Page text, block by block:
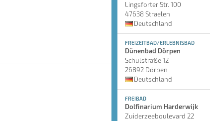
Lingsforter Str. 100
47638 Straelen
Deutschland
FREIZEITBAD/ERLEBNISBAD
Dünenbad Dörpen
Schulstraße 12
26892 Dörpen
Deutschland
FREIBAD
Dolfinarium Harderwijk
Zuiderzeeboulevard 22